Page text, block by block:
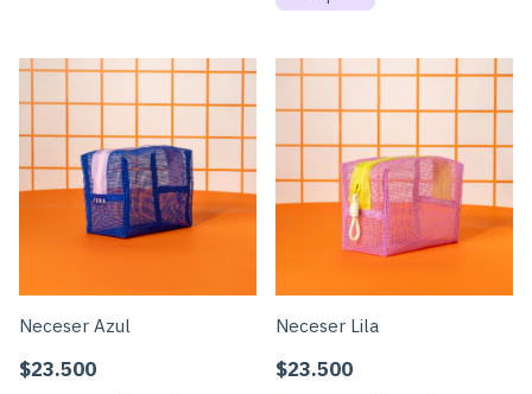
Neceser Azul
$23.500
Neceser Lila
$23.500